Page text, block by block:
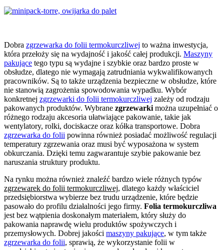
Dobra zgrzewarka do folii termokurczliwej to ważna inwestycja,
która przełoży się na wydajność i jakość całej produkcji. Maszyny
pakujące tego typu są wydajne i szybkie oraz bardzo proste w
obsłudze, dlatego nie wymagają zatrudniania wykwalifikowanych
pracowników. Są to także urządzenia bezpieczne w obsłudze, które
nie stanowią zagrożenia spowodowania wypadku. Wybór
konkretnej zgrzewarki do folii termokurczliwej zależy od rodzaju
pakowanych produktów. Wybrane zgrzewarki można uzupełniać o
różnego rodzaju akcesoria ułatwiające pakowanie, takie jak
wentylatory, rolki, dociskacze oraz kółka transportowe. Dobra
zgrzewarka do folii powinna również posiadać możliwość regulacji
temperatury zgrzewania oraz musi być wyposażona w system
obkurczania. Dzięki temu zagwarantuje szybie pakowanie bez
naruszania struktury produktu.
Na rynku można również znaleźć bardzo wiele różnych typów
zgrzewarek do folii termokurczliwej, dlatego każdy właściciel
przedsiębiorstwa wybierze bez trudu urządzenie, które będzie
pasowało do profilu działalności jego firmy. Folia termokurczliwa
jest bez wątpienia doskonałym materiałem, który służy do
pakowania naprawdę wielu produktów spożywczych i
przemysłowych. Dobrej jakości maszyny pakujące, w tym także
zgrzewarka do folii, sprawią, że wykorzystanie folii w